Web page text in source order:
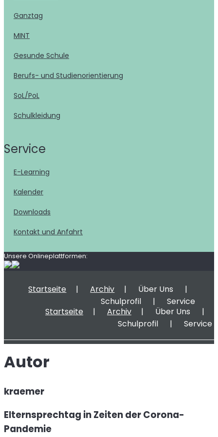
Ganztag
MINT
Gesunde Schule
Berufs- und Studienorientierung
SoL/PoL
Schulkleidung
Service
E-Learning
Kalender
Downloads
Kontakt und Anfahrt
Unsere Onlineplattformen:
Startseite Archiv
Über Uns
Schulprofil
Service
Startseite
Archiv
Über Uns
Schulprofil
Service
Autor
kraemer
Elternsprechtag in Zeiten der Corona-
Pandemie